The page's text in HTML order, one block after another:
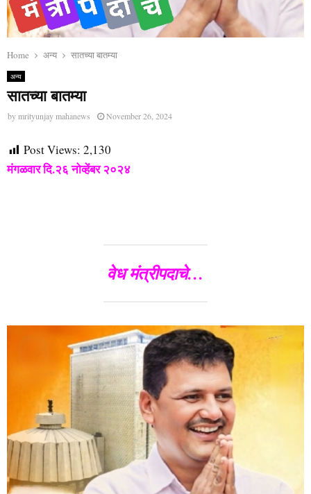
Home अन्य सातच्या बातम्या
अन्य
सातच्या बातम्या
bymrityunjay mahanews November 26, 2024
Post Views: 2,130
मंगळवार दि.२६ नोव्हेंबर २०२४
वेध मंत्रीपदाचे…